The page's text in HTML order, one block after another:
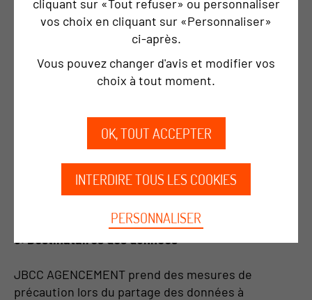
auquel vous êtes partie prenante.
4.3. Administration, optimisation et analyse de
sites Web
personnel : optimisation du système et du site
Web, analyses, étude de marché et maintenance
des informations de connexion de l'utilisateur.
d'exécuter un contrat, une proposition de services,
5. Destinataires des données
JBCC AGENCEMENT prend des mesures de
précaution lors du partage des données à
cliquant sur «Tout refuser» ou personnaliser
vos choix en cliquant sur «Personnaliser»
ci‑après.
Vous pouvez changer d'avis et modifier vos
choix à tout moment.
OK, TOUT ACCEPTER
INTERDIRE TOUS LES COOKIES
PERSONNALISER